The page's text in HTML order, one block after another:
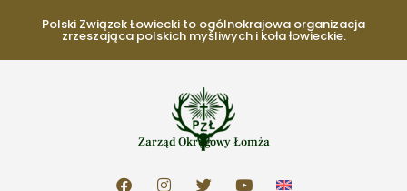
Polski Związek Łowiecki to ogólnokrajowa organizacja
zrzeszająca polskich myśliwych i koła łowieckie.
Zarząd Okręgowy Łomża